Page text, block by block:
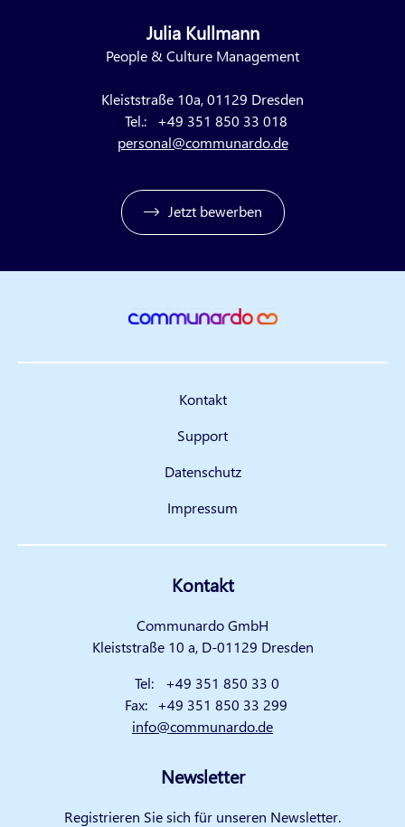
Julia Kullmann
People & Culture Management
Kleiststraße 10a, 01129 Dresden
Tel.:
+49 351 850 33 018
personal@communardo.de
Jetzt bewerben
Kontakt
Support
Datenschutz
Impressum
Kontakt
Communardo GmbH
Kleiststraße 10 a, D-01129 Dresden
Tel:
+49 351 850 33 0
Fax: +49 351 850 33 299
info@communardo.de
Newsletter
Registrieren Sie sich für unseren Newsletter.